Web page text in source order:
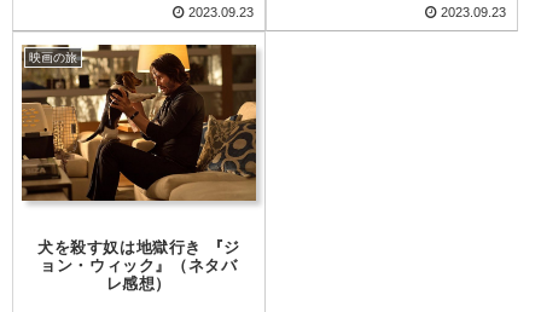
2023.09.23 2023.09.23
映画の旅
犬を殺す奴は地獄行き 『ジ
ョン・ウィック』（ネタバ
レ感想）